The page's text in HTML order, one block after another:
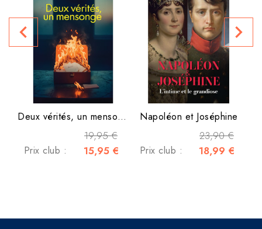
Deux vérités, un mensonge
19,95 €
Prix club : 15,95 €
Napoléon et Joséphine
23,90 €
Prix club : 18,99 €
navigate_before navigate_next